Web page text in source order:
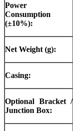
Power
Consumption
(±10%):
Net Weight (g):
Casing:
Optional Bracket /
Junction Box: